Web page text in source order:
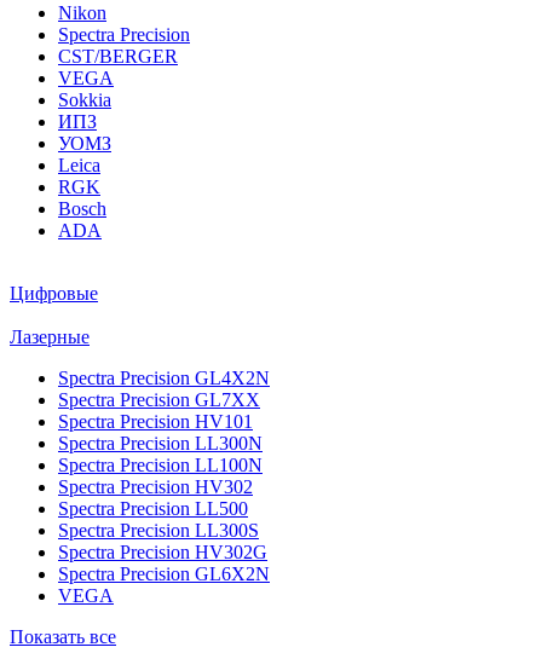
Nikon
Spectra Precision
CST/BERGER
VEGA
Sokkia
ИПЗ
УОМЗ
Leica
RGK
Bosch
ADA
Цифровые
Лазерные
Spectra Precision GL4X2N
Spectra Precision GL7XX
Spectra Precision HV101
Spectra Precision LL300N
Spectra Precision LL100N
Spectra Precision HV302
Spectra Precision LL500
Spectra Precision LL300S
Spectra Precision HV302G
Spectra Precision GL6X2N
VEGA
Показать все